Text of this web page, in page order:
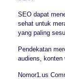
SEO dapat
sehat untuk
yang paling
Pendekatan
audiens, konten
Nomor1.us